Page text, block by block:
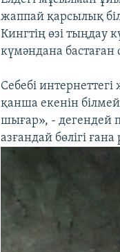
жаппай қарсылық
Кингтің өзі тыңдау
күмәндана
Себебі
қанша екенін
шығар», - дегендей
азғандай бөлігі